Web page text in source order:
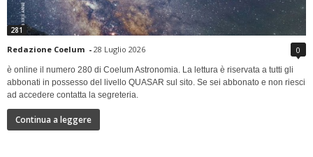
281
Redazione Coelum - 28 Luglio 2026 0
è online il numero 280 di Coelum Astronomia. La lettura è riservata a tutti gli
abbonati in possesso del livello QUASAR sul sito. Se sei abbonato e non riesci
ad accedere contatta la segreteria.
Continua a leggere